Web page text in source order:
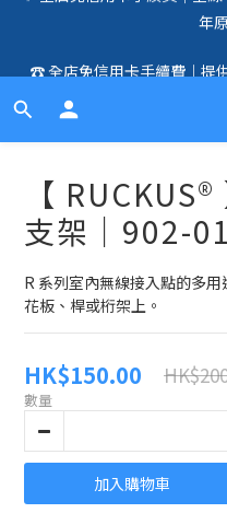
🛍️  全店免信用卡手續費、
年
☎️ 全店免信用卡手續費｜提
🛍️  全店免信用卡手續費、
【
支架｜902-
R 系列室內無線接入點的多
花板、桿或桁架上。
HK$150.00
數量
加入購物車